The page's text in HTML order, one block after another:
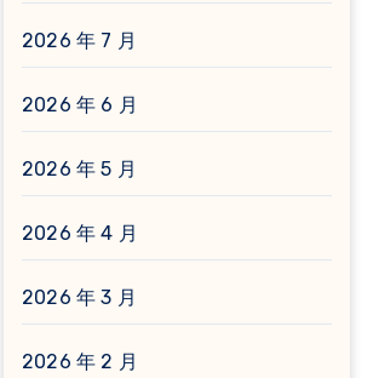
2026 年 7 月
2026 年 6 月
2026 年 5 月
2026 年 4 月
2026 年 3 月
2026 年 2 月